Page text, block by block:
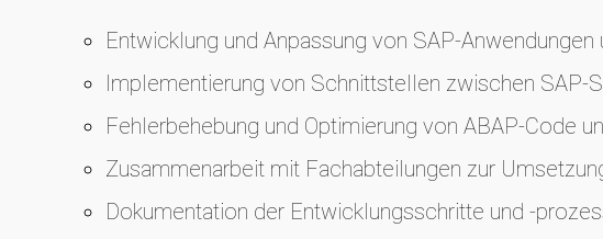
Entwicklung und Anpassung von SAP-
Implementierung von Schnittstellen zwischen SAP-
Fehlerbehebung und Optimierung von ABAP-Code
Zusammenarbeit mit Fachabteilungen zur
Dokumentation der Entwicklungsschritte und -